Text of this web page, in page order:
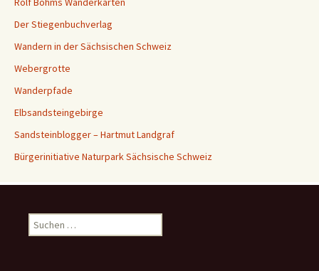
Der Stiegenbuchverlag
Wandern in der Sächsischen Schweiz
Webergrotte
Wanderpfade
Elbsandsteingebirge
Sandsteinblogger – Hartmut Landgraf
Bürgerinitiative Naturpark Sächsische Schweiz
Suchen
nach: